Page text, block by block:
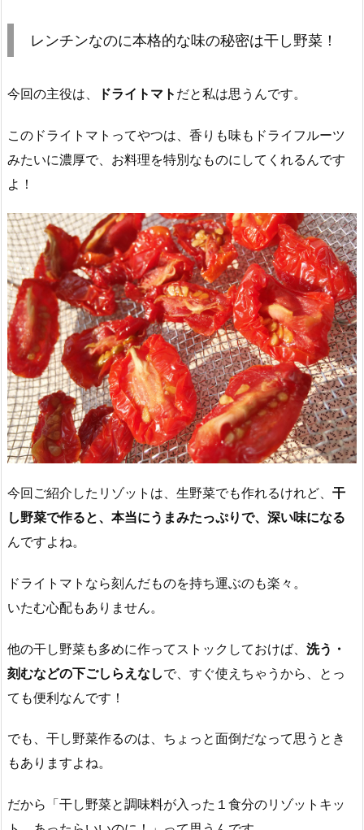
レンチンなのに本格的な味の秘密は干し野菜！
今回の主役は、 ドライトマトだと私は思うんです。
このドライトマトってやつは、香りも味もドライフルーツ
みたいに濃厚で、お料理を特別なものにしてくれるんです
よ！
今回ご紹介したリゾットは、生野菜でも作れるけれど、 干
し野菜で作ると、本当にうまみたっぷりで、深い味になる
んですよね。
ドライトマトなら刻んだものを持ち運ぶのも楽々。
いたむ心配もありません。
他の干し野菜も多めに作ってストックしておけば、 洗う・
刻むなどの下ごしらえなしで、すぐ使えちゃうから、とっ
ても便利なんです！
でも、干し野菜作るのは、ちょっと面倒だなって思うとき
もありますよね。
だから「干し野菜と調味料が入った１食分のリゾットキッ